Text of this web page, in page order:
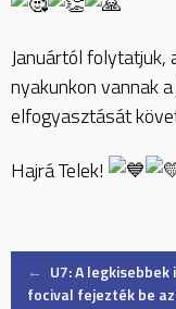
Januártól folytatjuk,
nyakunkon vannak
elfogyasztását
Hajrá Telek!
Post
← U7: A legkisebbek
focival fejezték be